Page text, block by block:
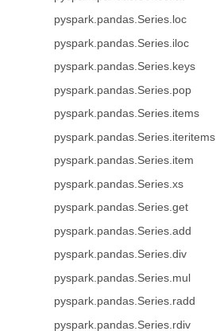
pyspark.pandas.Series.loc
pyspark.pandas.Series.iloc
pyspark.pandas.Series.keys
pyspark.pandas.Series.pop
pyspark.pandas.Series.items
pyspark.pandas.Series.iteritems
pyspark.pandas.Series.item
pyspark.pandas.Series.xs
pyspark.pandas.Series.get
pyspark.pandas.Series.add
pyspark.pandas.Series.div
pyspark.pandas.Series.mul
pyspark.pandas.Series.radd
pyspark.pandas.Series.rdiv